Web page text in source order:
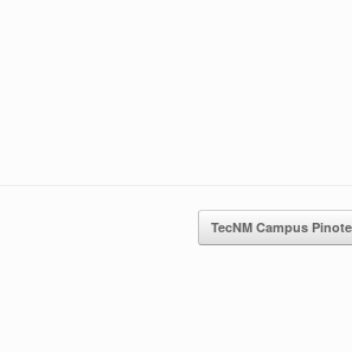
TecNM Campus